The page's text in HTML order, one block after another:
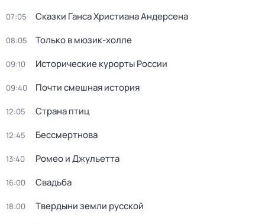
07:05 Сказки Ганса Христиана Андерсена
08:05 Только в мюзик-холле
09:10 Исторические курорты России
09:40 Почти смешная история
12:05 Страна птиц
12:45 Бессмертнова
13:40 Ромео и Джульетта
16:00 Свадьба
18:00 Твердыни земли русской